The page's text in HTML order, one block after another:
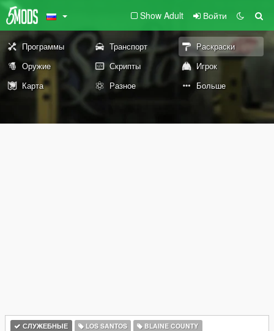
Show Adult Войти
Программы Транспорт
Раскраски
Оружие
Скрипты
Игрок
Карта
Разное Больше
СЛУЖЕБНЫЕ LOS SANTOS
BLAINE COUNTY